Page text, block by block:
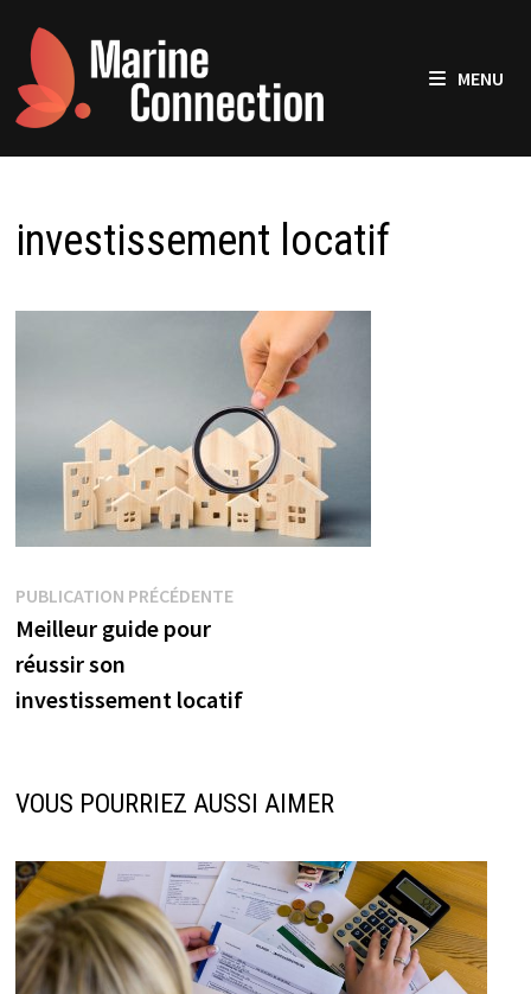
contenu
MENU
investissement locatif
Navigation
de
l’article
PUBLICATION PRÉCÉDENTEPublication
Meilleur guide pour
réussir son
investissement locatif
VOUS POURRIEZ AUSSI AIMER